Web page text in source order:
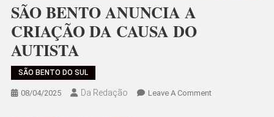
SÃO BENTO ANUNCIA A
CRIAÇÃO DA CAUSA DO
AUTISTA
SÃO BENTO DO SUL
08/04/2025 Da Redação Leave A CommentOn